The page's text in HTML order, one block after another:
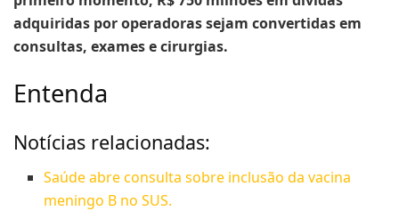
adquiridas por operadoras sejam convertidas em
consultas, exames e cirurgias.
Entenda
Notícias relacionadas:
Saúde abre consulta sobre inclusão da vacina
meningo B no SUS.